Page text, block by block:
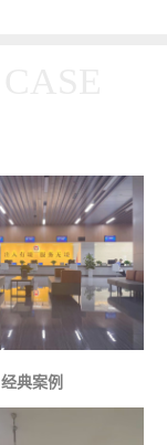
经典案例